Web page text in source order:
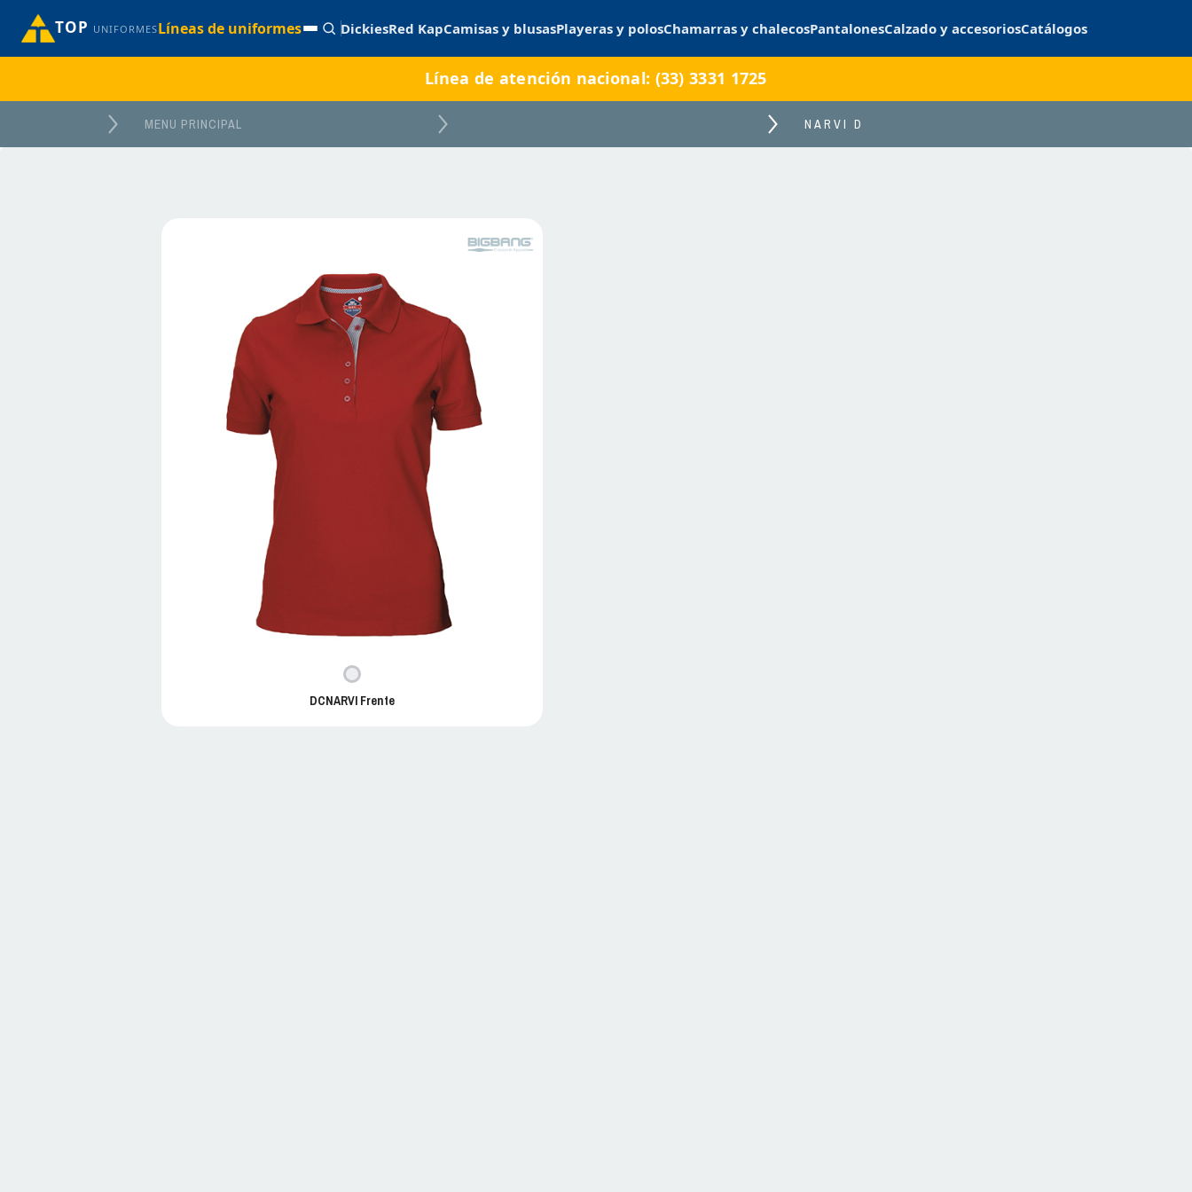
TOP UNIFORMESLíneas de uniformes DickiesRed KapCamisas y blusasPlayeras y polosChamarras y chalecosPantalonesCalzado y accesoriosCatálogos
Línea de atención nacional: (33) 3331 1725
MENU PRINCIPAL NARVI D
DCNARVI Frente